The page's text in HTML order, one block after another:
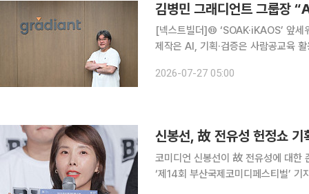
김병민 그래디언트 그룹장
[넥스트빌더]⑬ ‘SOAK·iKAOS’ 앞세
제작은 AI, 기획·검증은 사람공교육 활용
다.” 김병민 그래디언트 퍼블리싱 워킹
2026-07-27 05:00
신봉선, 故 전유성 헌정쇼
코미디언 신봉선이 故 전유성에 대한 존경심을 전했다. 24일 서울
‘제14회 부산국제코미디페스티벌’